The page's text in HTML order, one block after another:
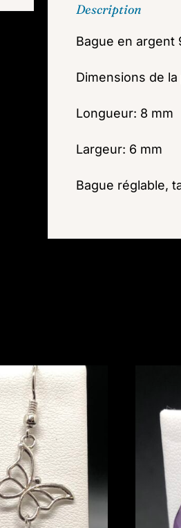
Description
Bague en argent
Dimensions de
Longueur: 8 mm
Largeur: 6 mm
Bague réglable,